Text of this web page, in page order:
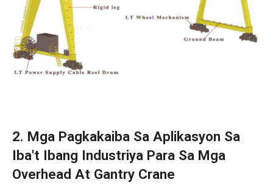
2. Mga Pagkakaiba Sa Aplikasyon Sa
Iba't Ibang Industriya Para Sa Mga
Overhead At Gantry Crane